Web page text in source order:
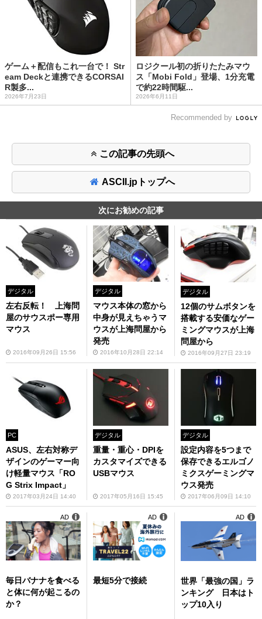
ゲーム＋配信もこれ一台で！ Str
eam Deckと連携できるCORSAI
R製多...
2026年7月23日
ロジクール初の折りたたみマウ
ス「Mobi Fold」登場、1分充電
で約22時間駆...
2026年6月11日
Recommended by
この記事の先頭へ
ASCII.jpトップへ
次にお勧めの記事
デジタル
左右反転！ 上海問
屋のサウスポー専用
マウス
2016年09月26日 15:56
デジタル
マウス本体の窓から
中身が見えちゃうマ
ウスが上海問屋から
発売
2016年10月28日 22:14
デジタル
12個のサムボタンを
搭載する安価なゲー
ミングマウスが上海
問屋から
2016年09月27日 23:19
PC
ASUS、左右対称デ
ザインのゲーマー向
け軽量マウス「RO
G Strix Impact」
2017年03月24日 14:40
デジタル
重量・重心・DPIを
カスタマイズできる
USBマウス
2017年05月16日 15:45
デジタル
設定内容を5つまで
保存できるエルゴノ
ミクスゲーミングマ
ウス発売
2017年06月09日 14:10
毎日バナナを食べる
と体に何が起こるの
か？
AD
最短5分で接続
AD
世界「最強の国」ラ
ンキング 日本はト
ップ10入り
AD